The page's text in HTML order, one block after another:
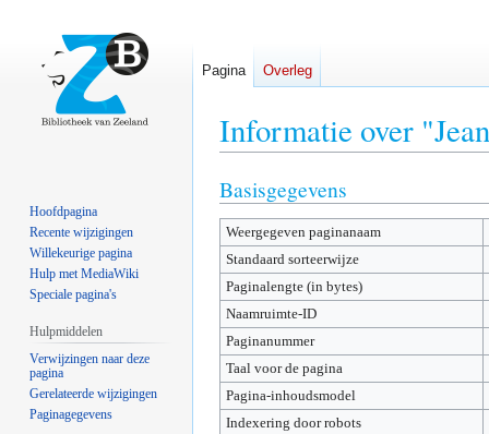
Informatie over
Naar
navigatie
springen
Naar
zoeken
springen
Basisgegevens
Weergegeven paginanaam
Standaard sorteerwijze
Paginalengte (in bytes)
Naamruimte-ID
Paginanummer
Taal voor de pagina
Pagina-inhoudsmodel
Indexering door robots
Pagina Overleg
Hoofdpagina
Recente wijzigingen
Willekeurige pagina
Hulp met MediaWiki
Speciale pagina's
Hulpmiddelen
Verwijzingen naar deze
pagina
Gerelateerde wijzigingen
Paginagegevens